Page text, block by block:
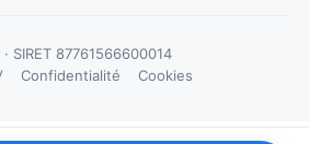
SIRET 87761566600014
Confidentialité Cookies